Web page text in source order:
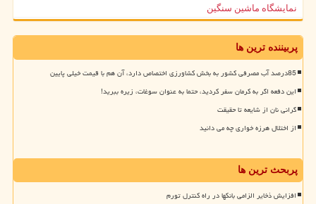
نمایشگاه ماشین سنگین
پربیننده ترین ها
85درصد آب مصرفی کشور به بخش کشاورزی اختصاص دارد، آن هم با قیمت خیلی پایین
این دفعه اگر به کرمان سفر کردید، حتما به عنوان سوغات، زیره ببرید!
گرانی نان از شایعه تا حقیقت
از اختلال هرزه خواری چه می دانید
پربحث ترین ها
افزایش ذخایر الزامی بانکها در راه کنترل تورم